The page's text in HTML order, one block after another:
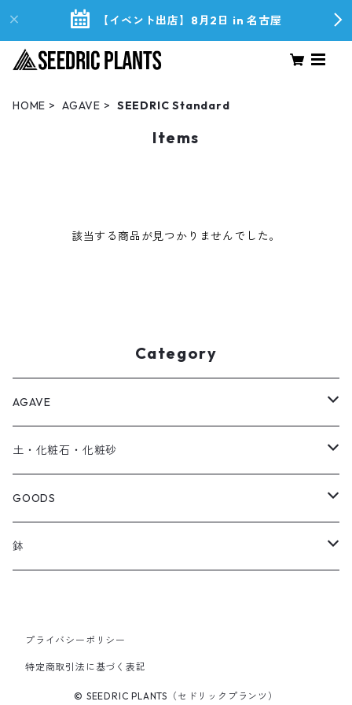
【イベント出店】8月2日 in 名古屋
HOME AGAVE SEEDRIC Standard
Items
該当する商品が見つかりませんでした。
Category
AGAVE
SEEDRIC Signature
SEEDRIC Heritage
SEEDRIC Scion
SEEDRIC Select
土・化粧石・化粧砂
アガベ用の土
化粧石・化粧砂
GOODS
ソイルスティック
アパレル
鉢
2.5号鉢
プライバシーポリシー
特定商取引法に基づく表記
© SEEDRIC PLANTS（セドリックプランツ）